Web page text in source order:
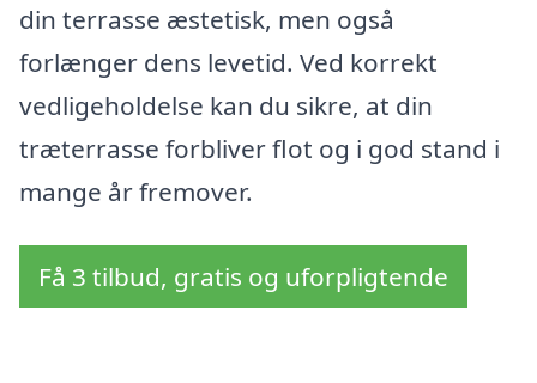
din terrasse æstetisk, men også
forlænger dens levetid. Ved korrekt
vedligeholdelse kan du sikre, at din
træterrasse forbliver flot og i god stand i
mange år fremover.
Få 3 tilbud, gratis og uforpligtende